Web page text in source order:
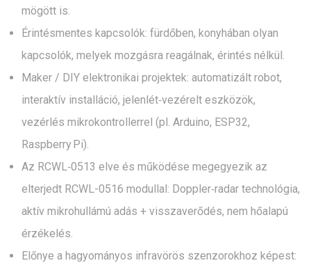
mögött is.
Érintésmentes kapcsolók: fürdőben, konyhában olyan
kapcsolók, melyek mozgásra reagálnak, érintés nélkül.
Maker / DIY elektronikai projektek: automatizált robot,
interaktív installáció, jelenlét‑vezérelt eszközök,
vezérlés mikrokontrollerrel (pl. Arduino, ESP32,
Raspberry Pi).
Az RCWL‑0513 elve és működése megegyezik az
elterjedt RCWL-0516 modullal: Doppler‑radar technológia,
aktív mikrohullámú adás + visszaverődés, nem hőalapú
érzékelés.
Előnye a hagyományos infravörös szenzorokhoz képest: